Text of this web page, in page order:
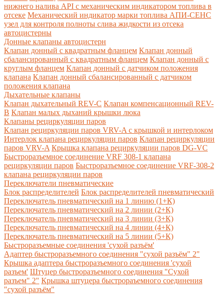
нижнего налива API с механическим индикатором топлива в
отсеке Механический индикатор марки топлива АПИ-СЕНС
узел для контроля полноты слива жидкости из отсека
автоцистерны
Донные клапаны автоцистерн
Клапан донный с квадратным фланцем Клапан донный
сбалансированный с квадратным фланцем Клапан донный с
круглым фланцем Клапан донный с датчиком положения
клапана Клапан донный сбалансированный с датчиком
положения клапана
Дыхательные клапаны
Клапан дыхательный REV-C Клапан компенсационный REV-
B Клапан малых дыханий крышки люка
Клапаны рециркуляции паров
Клапан рециркуляции паров VRV-A с крышкой и интерлоком
Интерлок клапана рециркуляции паров Клапан рециркуляции
паров VRV-A Крышка клапана рециркуляции паров DG-VC
Быстроразъемное соединение VRF 308-1 клапана
рециркуляции паров Быстроразъемное соединение VRF-308-2
клапана рециркуляции паров
Переключатели пневматические
Блок распределителей Блок распределителей пневматический
Переключатель пневматический на 1 линию (1+К)
Переключатель пневматический на 2 линии (2+К)
Переключатель пневматический на 3 линии (3+К)
Переключатель пневматический на 4 линии (4+К)
Переключатель пневматический на 5 линии (5+К)
Быстроразъемные соединения 'сухой разъём'
Адаптер быстроразъемного соединения "сухой разъём" 2"
Крышка адаптера быстроразъемного соединения 'сухой
разъем' Штуцер быстроразъемного соединения "Сухой
разъем" 2" Крышка штуцера быстрораъемного соединения
"сухой разъём"